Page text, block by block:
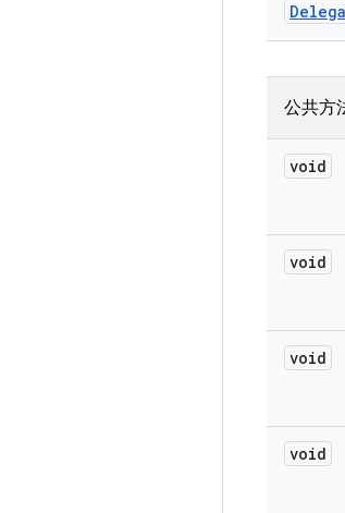
公共方
void
void
void
void